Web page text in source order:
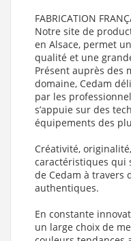
FABRICATION
Notre site de
en Alsace, permet
qualité et une
Présent auprès des
domaine, Cedam
par les
s’appuie sur des
équipements des
Créativité,
caractéristiques qui
de Cedam à travers
authentiques.
En constante
un large choix de